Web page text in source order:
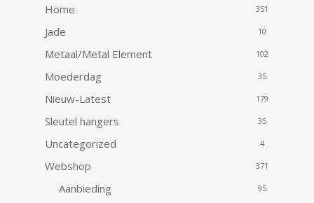
Home 351
Jade 10
Metaal/Metal Element 102
Moederdag 35
Nieuw-Latest 179
Sleutel hangers 35
Uncategorized 4
Webshop 371
Aanbieding 95